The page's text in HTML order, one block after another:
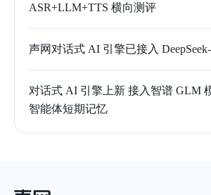
ASR+LLM+TTS 横向测评
声网对话式 AI 引擎已接入
对话式 AI 引擎上新 接入智谱 GLM
智能体短期记忆